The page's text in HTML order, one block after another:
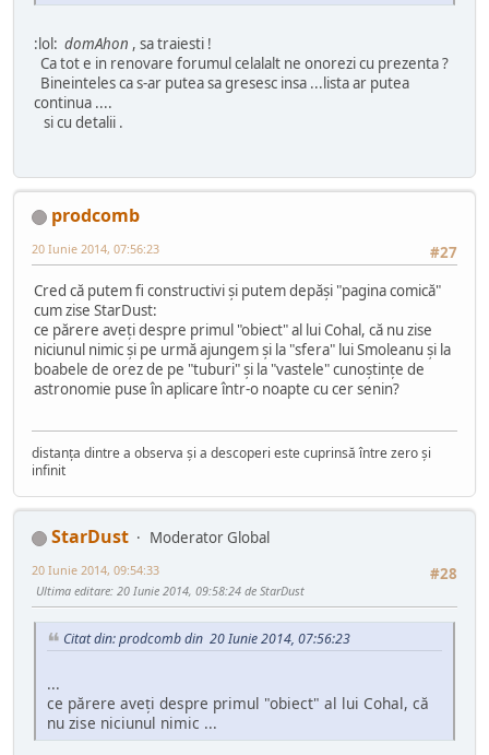
:lol: domAhon , sa traiesti !
Ca tot e in renovare forumul celalalt ne onorezi cu prezenta ?
Bineinteles ca s-ar putea sa gresesc insa ...lista ar putea
continua ....
si cu detalii .
prodcomb
#27
20 Iunie 2014, 07:56:23
Cred că putem fi constructivi şi putem depăşi "pagina comică"
cum zise StarDust:
ce părere aveţi despre primul "obiect" al lui Cohal, că nu zise
niciunul nimic şi pe urmă ajungem şi la "sfera" lui Smoleanu şi la
boabele de orez de pe "tuburi" şi la "vastele" cunoştinţe de
astronomie puse în aplicare într-o noapte cu cer senin?
distanța dintre a observa și a descoperi este cuprinsă între zero și
infinit
StarDust
Moderator Global
#28
20 Iunie 2014, 09:54:33
Ultima editare: 20 Iunie 2014, 09:58:24 de StarDust
Citat din: prodcomb din 20 Iunie 2014, 07:56:23
...
ce părere aveţi despre primul "obiect" al lui Cohal, că
nu zise niciunul nimic ...